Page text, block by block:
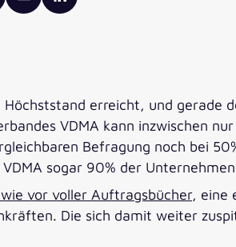
erreicht, und gerade
VDMA kann inzwischen
Befragung noch bei
sogar 90% der
vor voller Auftragsbücher, eine
Die sich damit weiter